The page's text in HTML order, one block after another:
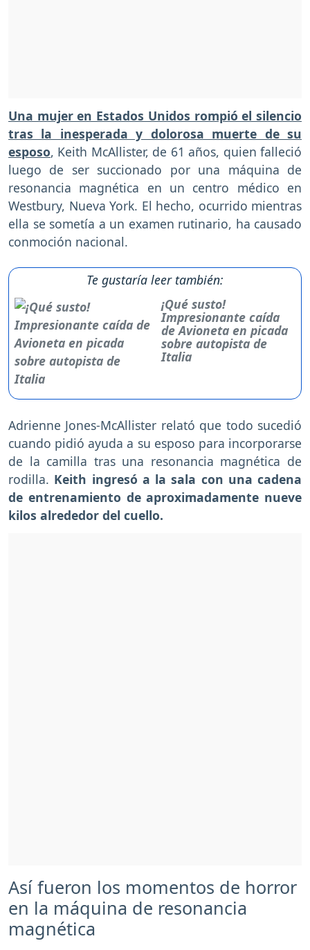
Una mujer en Estados Unidos rompió el silencio
tras la inesperada y dolorosa muerte de su
esposo, Keith McAllister, de 61 años, quien falleció
luego de ser succionado por una máquina de
resonancia magnética en un centro médico en
Westbury, Nueva York. El hecho, ocurrido mientras
ella se sometía a un examen rutinario, ha causado
conmoción nacional.
Te gustaría leer también:
¡Qué susto!
Impresionante caída
de Avioneta en picada
sobre autopista de
Italia
Adrienne Jones-McAllister relató que todo sucedió
cuando pidió ayuda a su esposo para incorporarse
de la camilla tras una resonancia magnética de
rodilla. Keith ingresó a la sala con una cadena
de entrenamiento de aproximadamente nueve
kilos alrededor del cuello.
Así fueron los momentos de horror
en la máquina de resonancia
magnética